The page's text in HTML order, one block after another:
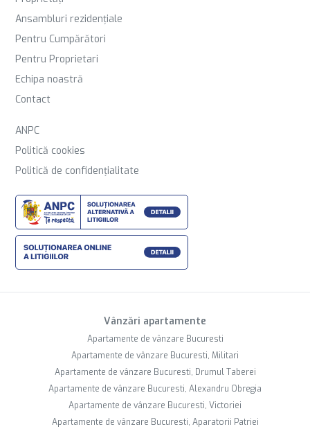
Ansambluri rezidențiale
Pentru Cumpărători
Pentru Proprietari
Echipa noastră
Contact
ANPC
Politică cookies
Politică de confidențialitate
Vânzări apartamente
Apartamente de vânzare Bucuresti
Apartamente de vânzare Bucuresti, Militari
Apartamente de vânzare Bucuresti, Drumul Taberei
Apartamente de vânzare Bucuresti, Alexandru Obregia
Apartamente de vânzare Bucuresti, Victoriei
Apartamente de vânzare Bucuresti, Aparatorii Patriei